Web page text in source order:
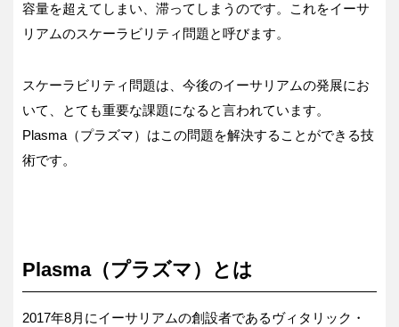
容量を超えてしまい、滞ってしまうのです。これをイーサ
リアムのスケーラビリティ問題と呼びます。
スケーラビリティ問題は、今後のイーサリアムの発展にお
いて、とても重要な課題になると言われています。
Plasma（プラズマ）はこの問題を解決することができる技
術です。
Plasma（プラズマ）とは
2017年8月にイーサリアムの創設者であるヴィタリック・